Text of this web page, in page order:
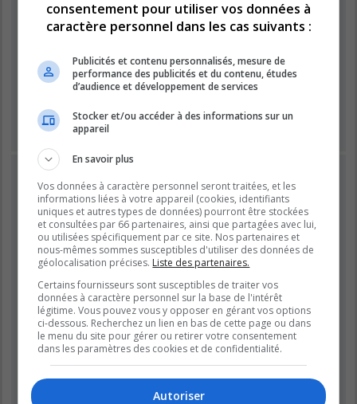
Mot de passe :
Se souvenir de moi
Masquer ma présence lors de cette session
INSCRIPTION
Vous devez être inscrit avant de pouvoir vous connecter.
L’inscription est rapide et vous offre de nombreux avantages.
Les administrateurs du forum peuvent accorder des
fonctionnalités supplémentaires aux utilisateurs inscrits. Avant
de vous inscrire, assurez-vous d’avoir pris connaissance de
nos conditions d’utilisation et de notre politique de
confidentialité. Veuillez également prendre le temps de
consulter attentivement toutes les règles du forum lors de votre
navigation.
Conditions d’utilisation|Politique de confidentialité
Inscription
consentement pour utiliser vos données à
caractère personnel dans les cas suivants :
Publicités et contenu personnalisés, mesure de
performance des publicités et du contenu, études
d’audience et développement de services
Stocker et/ou accéder à des informations sur un
appareil
En savoir plus
Vos données à caractère personnel seront traitées, et les
informations liées à votre appareil (cookies, identifiants
uniques et autres types de données) pourront être stockées
et consultées par 66 partenaires, ainsi que partagées avec lui,
ou utilisées spécifiquement par ce site. Nos partenaires et
nous-mêmes sommes susceptibles d'utiliser des données de
géolocalisation précises. Liste des partenaires.
Certains fournisseurs sont susceptibles de traiter vos
données à caractère personnel sur la base de l'intérêt
légitime. Vous pouvez vous y opposer en gérant vos options
ci-dessous. Recherchez un lien en bas de cette page ou dans
le menu du site pour gérer ou retirer votre consentement
dans les paramètres des cookies et de confidentialité.
Autoriser